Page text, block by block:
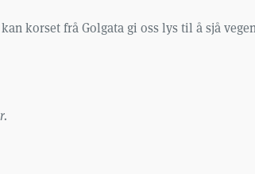
korset frå Golgata gi oss lys til å sjå